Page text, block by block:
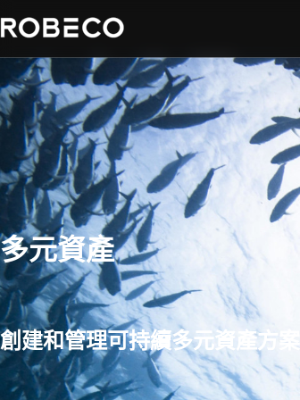
多元資產
創建和管理可持續多元資產方案